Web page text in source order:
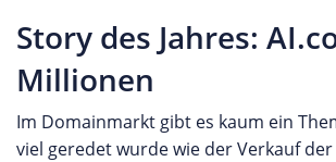
Story des Jahres:
Millionen
Im Domainmarkt gibt es kaum ein
viel geredet wurde wie der Verkauf